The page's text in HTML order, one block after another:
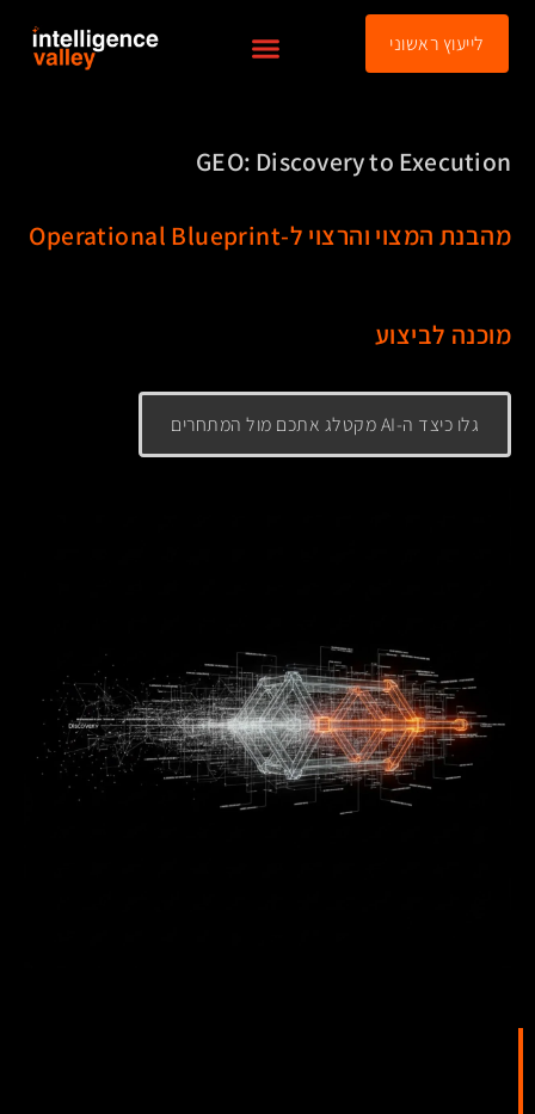
לתוכן
לייעוץ ראשוני
GEO: Discovery to Execution
מהבנת המצוי והרצוי ל-Operational Blueprint
מוכנה לביצוע
גלו כיצד ה-AI מקטלג אתכם מול המתחרים